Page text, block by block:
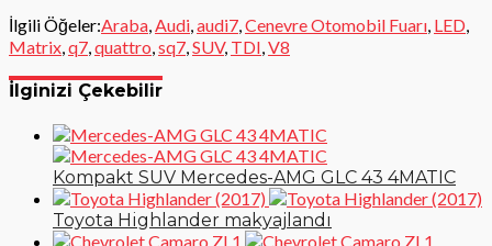
İlgili Öğeler:Araba Audi audi7 Cenevre Otomobil Fuarı LED
Matrix q7 quattro sq7 SUV, TDI V8
İlginizi Çekebilir
Kompakt SUV Mercedes-AMG GLC 43 4MATIC
Toyota Highlander makyajlandı